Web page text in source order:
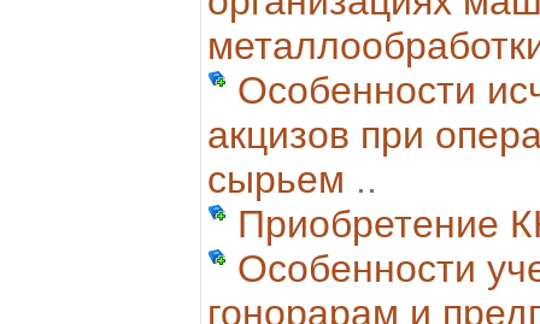
Особенности
акцизов при
сырьем ..
Приобретение
Особенности
гонорарам и